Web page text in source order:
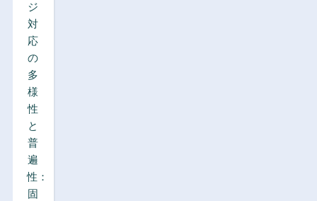
ジ
対
応
の
多
様
性
と
普
遍
性：
固